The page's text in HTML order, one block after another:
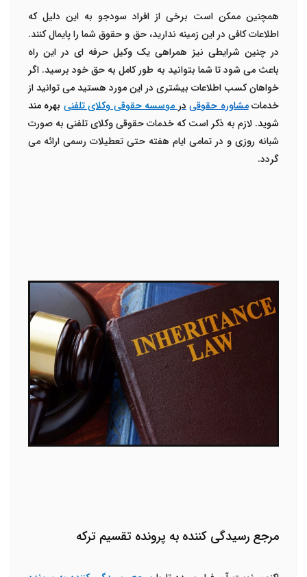
همچنین ممکن است برخی از افراد سودجو به این دلیل که
اطلاعات کافی در این زمینه ندارید، حق و حقوق شما را پایمال کنند.
در چنین شرایطی نیز همراهی یک وکیل حرفه ای در این راه
باعث می شود تا شما بتوانید به طور کامل به حق خود برسید. اگر
خواهان کسب اطلاعات بیشتری در این مورد هستید می توانید از
خدماتمشاوره حقوقی درموسسه حقوقی وکلای تلفنی بهره مند
شوید. لازم به ذکر است که خدمات حقوقی وکلای تلفنی به صورت
شبانه روزی و در تمامی ایام هفته حتی تعطیلات رسمی ارائه می
گردد.
مرجع رسیدگی کننده به پرونده تقسیم ترکه